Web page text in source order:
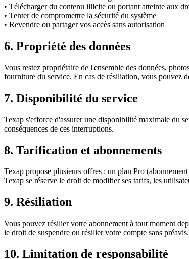
• Télécharger du contenu illicite ou portant atteinte aux
• Tenter de compromettre la sécurité du système
• Revendre ou partager vos accès sans autorisation
6. Propriété des données
Vous restez propriétaire de l'ensemble des données,
fourniture du service. En cas de résiliation, vous pouvez
7. Disponibilité du service
Texap s'efforce d'assurer une disponibilité maximale du
conséquences de ces interruptions.
8. Tarification et abonnements
Texap propose plusieurs offres : un plan Pro
Texap se réserve le droit de modifier ses tarifs, les
9. Résiliation
Vous pouvez résilier votre abonnement à tout moment
le droit de suspendre ou résilier votre compte sans préavis.
10. Limitation de responsabilité